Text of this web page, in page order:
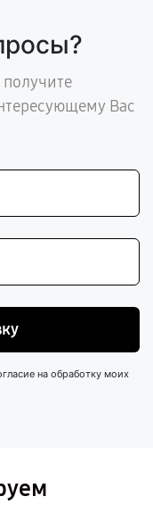
Вас
на обработку моих